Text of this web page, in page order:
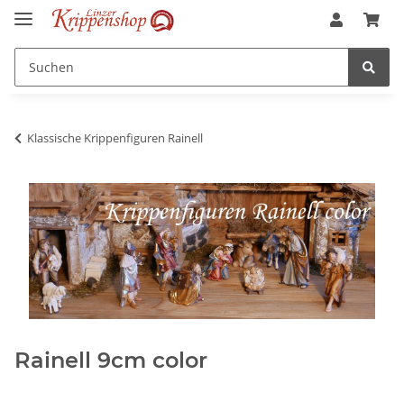
Klassische Krippenfiguren Rainell
Rainell 9cm color